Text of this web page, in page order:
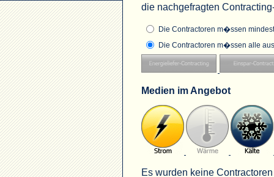
die nachgefragten
Die Contractoren m�ssen
Die Contractoren m�ssen alle
Medien im Angebot
Es wurden keine